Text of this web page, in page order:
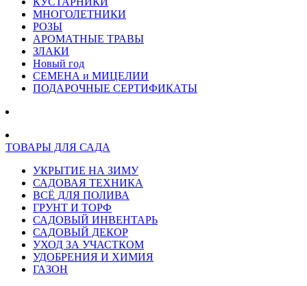
МНОГОЛЕТНИКИ
РОЗЫ
АРОМАТНЫЕ ТРАВЫ
ЗЛАКИ
Новый год
СЕМЕНА и МИЦЕЛИИ
ПОДАРОЧНЫЕ СЕРТИФИКАТЫ
ТОВАРЫ ДЛЯ САДА
УКРЫТИЕ НА ЗИМУ
САДОВАЯ ТЕХНИКА
ВСЁ ДЛЯ ПОЛИВА
ГРУНТ И ТОРФ
САДОВЫЙ ИНВЕНТАРЬ
САДОВЫЙ ДЕКОР
УХОД ЗА УЧАСТКОМ
УДОБРЕНИЯ И ХИМИЯ
ГАЗОН